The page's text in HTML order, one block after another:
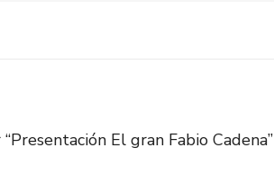
El gran Fabio Cadena”